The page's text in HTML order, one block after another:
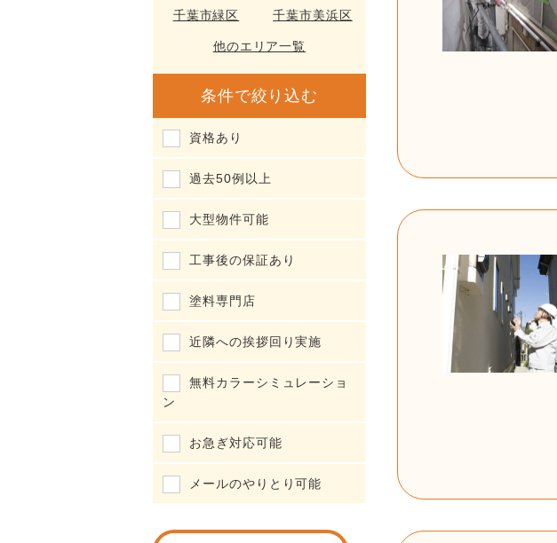
千葉市緑区
千葉市美浜区
他のエリア一覧
条件で絞り込む
資格あり
過去50例以上
大型物件可能
工事後の保証あり
塗料専門店
近隣への挨拶回り実施
無料カラーシミュレーショ
ン
お急ぎ対応可能
メールのやりとり可能